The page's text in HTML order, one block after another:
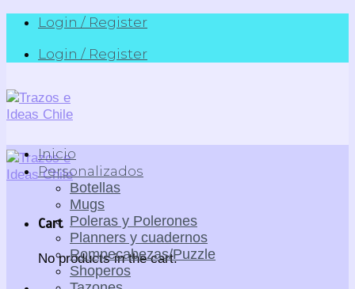
Skip
content
Login / Register
Login / Register
Cart
No products in the cart.
Inicio
Personalizados
Botellas
Mugs
Poleras y Polerones
Planners y cuadernos
Rompecabezas/Puzzle
Shoperos